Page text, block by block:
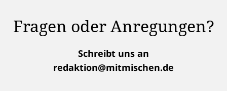
Fragen oder Anregungen?
Schreibt uns an
redaktion@mitmischen.de